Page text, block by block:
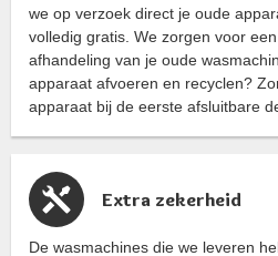
we op verzoek direct je oude
volledig gratis. We zorgen voor
afhandeling van je oude
apparaat afvoeren en recyclen?
apparaat bij de eerste afsluitbare
Extra zekerheid
De wasmachines die we leveren